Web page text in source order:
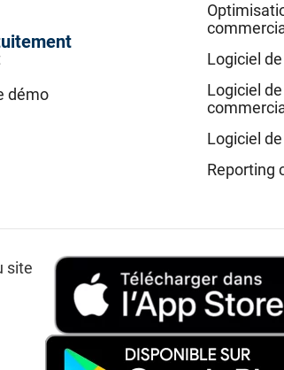
démo
Logiciel
Logiciel
Logiciel
Reporting
site